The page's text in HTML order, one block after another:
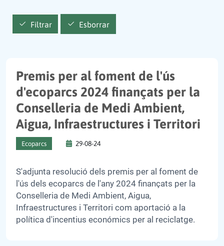
Filtrar Esborrar
Premis per al foment de l'ús
d'ecoparcs 2024 finançats per la
Conselleria de Medi Ambient,
Aigua, Infraestructures i Territori
Ecoparcs 29-08-24
S'adjunta resolució dels premis per al foment de
l'ús dels ecoparcs de l'any 2024 finançats per la
Conselleria de Medi Ambient, Aigua,
Infraestructures i Territori com aportació a la
política d'incentius económics per al reciclatge.